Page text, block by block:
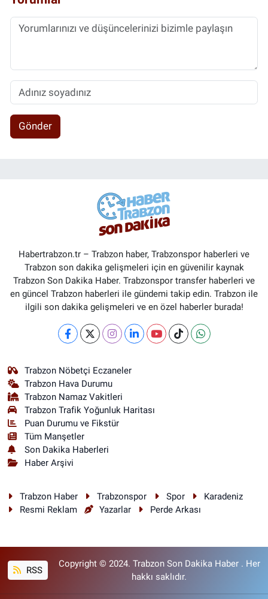
Gönder
Habertrabzon.tr – Trabzon haber, Trabzonspor haberleri ve
Trabzon son dakika gelişmeleri için en güvenilir kaynak
Trabzon Son Dakika Haber. Trabzonspor transfer haberleri ve
en güncel Trabzon haberleri ile gündemi takip edin. Trabzon ile
ilgili son dakika gelişmeleri ve en özel haberler burada!
Trabzon Nöbetçi Eczaneler
Trabzon Hava Durumu
Trabzon Namaz Vakitleri
Trabzon Trafik Yoğunluk Haritası
Puan Durumu ve Fikstür
Tüm Manşetler
Son Dakika Haberleri
Haber Arşivi
Trabzon Haber Trabzonspor Spor
Karadeniz
Resmi Reklam
Yazarlar Perde Arkası
RSS
Copyright © 2024. Trabzon Son Dakika Haber . Her
hakkı saklıdır.